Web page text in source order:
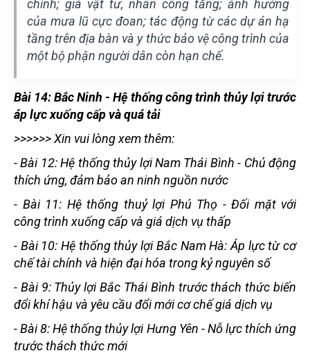
chỉnh; giá vật tư, nhân công tăng; ảnh hưởng
của mưa lũ cực đoan; tác động từ các dự án hạ
tầng trên địa bàn và y thức bảo vệ công trình của
một bộ phận người dân còn hạn chế.
Bài 14: Bắc Ninh - Hệ thống công trình thủy lợi trước
áp lực xuống cấp và quá tải
>>>>>> Xin vui lòng xem thêm:
-Bài 12: Hệ thống thủy lợi Nam Thái Bình - Chủ động
thích ứng, đảm bảo an ninh nguồn nước
- Bài 11: Hệ thống thuỷ lợi Phú Thọ - Đối mặt với
công trình xuống cấp và giá dịch vụ thấp
- Bài 10: Hệ thống thủy lợi Bắc Nam Hà: Áp lực từ cơ
chế tài chính và hiện đại hóa trong kỷ nguyên số
- Bài 9: Thủy lợi Bắc Thái Bình trước thách thức biến
đổi khí hậu và yêu cầu đổi mới cơ chế giá dịch vụ
-Bài 8: Hệ thống thủy lợi Hưng Yên - Nỗ lực thích ứng
trước thách thức mới